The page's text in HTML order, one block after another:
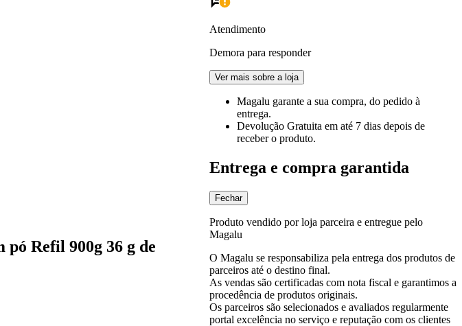
Refil 900g 36 g de
Atendimento
Demora para responder
Ver mais sobre a loja
Magalu garante a sua compra, do pedido à
entrega.
Devolução Gratuita em até 7 dias depois de
receber o produto.
Entrega e compra garantida
Fechar
Produto vendido por loja parceira e entregue pelo
Magalu
O Magalu se responsabiliza pela entrega dos produtos de
parceiros até o destino final.
As vendas são certificadas com nota fiscal e garantimos a
procedência de produtos originais.
Os parceiros são selecionados e avaliados regularmente
portal excelência no serviço e reputação com os clientes